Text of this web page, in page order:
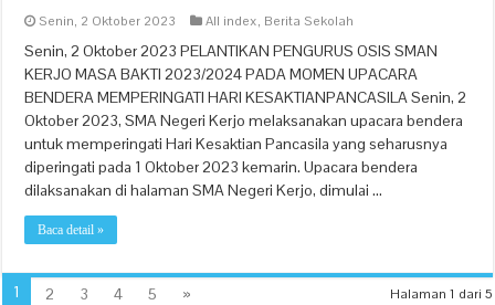
Senin, 2 Oktober 2023 All index, Berita Sekolah
Senin, 2 Oktober 2023 PELANTIKAN PENGURUS OSIS SMAN
KERJO MASA BAKTI 2023/2024 PADA MOMEN UPACARA
BENDERA MEMPERINGATI HARI KESAKTIANPANCASILA Senin, 2
Oktober 2023, SMA Negeri Kerjo melaksanakan upacara bendera
untuk memperingati Hari Kesaktian Pancasila yang seharusnya
diperingati pada 1 Oktober 2023 kemarin. Upacara bendera
dilaksanakan di halaman SMA Negeri Kerjo, dimulai …
Baca detail »
Halaman 1 dari 5
1 2 3 4 5 »